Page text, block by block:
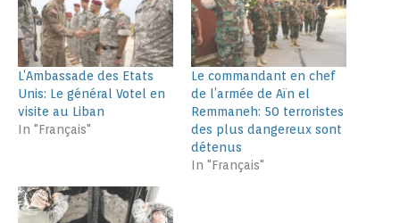
L’Ambassade des Etats
Unis: Le général Votel en
visite au Liban
In "Français"
Le commandant en chef
de l’armée de Aïn el
Remmaneh: 50 terroristes
des plus dangereux sont
détenus
In "Français"